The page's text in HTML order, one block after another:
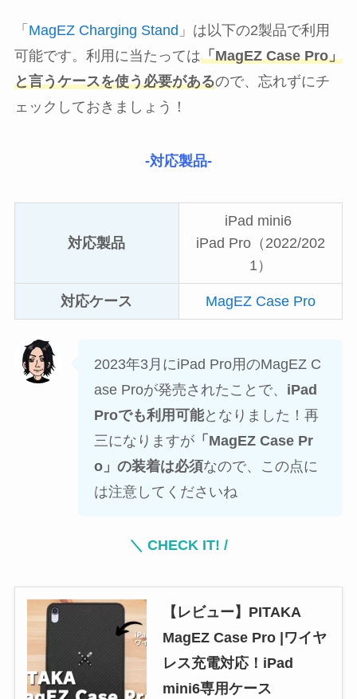
「 MagEZ Charging Stand 」は以下の2製品で利用
可能です。利用に当たっては「MagEZ Case Pro」
と言うケースを使う必要があるので、忘れずにチ
ェックしておきましょう！
-対応製品-
対応製品
iPad mini6
iPad Pro（2022/202
1）
対応ケース MagEZ Case Pro
2023年3月にiPad Pro用のMagEZ C
ase Proが発売されたことで、 iPad
Proでも利用可能となりました！再
三になりますが「MagEZ Case Pr
o」の装着は必須なので、この点に
は注意してくださいね
＼ CHECK IT! /
【レビュー】PITAKA
MagEZ Case Pro |ワイヤ
レス充電対応！iPad
mini6専用ケース